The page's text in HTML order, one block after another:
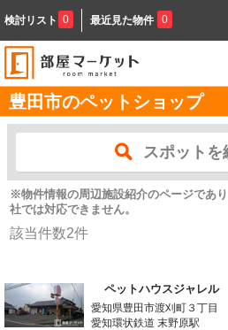
検討リスト 0 最近見た物件 0
豊田市のペットショップ
スポットを
※物件情報の周辺施設紹介のページであ
社では対応できません。
該当件数2件
ペットハウスジャレル
愛知県豊田市渡刈町３丁目
愛知環状鉄道 末野原駅